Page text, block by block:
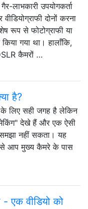
लाभकारी उपयोगकर्ता
दोनों करना
रूप से फोटोग्राफी या
किया गया था। हालाँकि,
कैमरों …
है?
लिए सही जगह है लेकिन
देखे हैं और एक ऐसी
नहीं सकता। यह
आप मुख्य कैमरे के पास
- एक वीडियो को